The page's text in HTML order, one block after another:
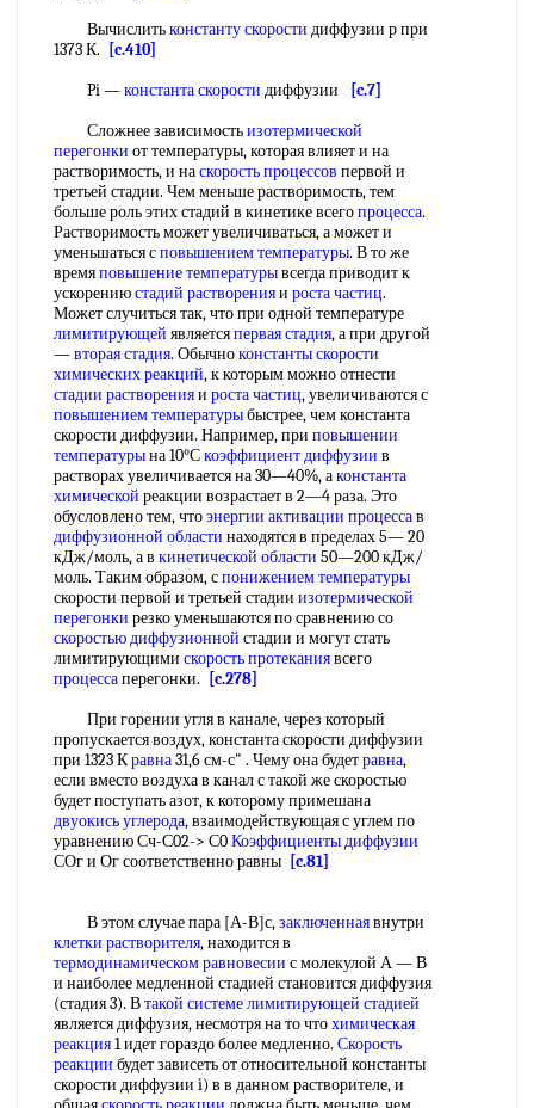
Вычислитьконстанту скорости диффузии р при
1373 К.
[c.410]
Pi —константа скорости диффузии
[c.7]
Сложнее зависимостьизотермической
перегонки от температуры, которая влияет и на
растворимость, и наскорость процессов первой и
третьей стадии. Чем меньше растворимость, тем
больше роль этих стадий в кинетике всегопроцесса.
Растворимость может увеличиваться, а может и
уменьшаться сповышением температуры. В то же
времяповышение температурывсегда приводит к
ускорениюстадий растворенияи роста частиц.
Может случиться так, что при одной температуре
лимитирующей являетсяпервая стадия, а при другой
—вторая стадия. Обычноконстанты скорости
химических реакций, к которым можно отнести
стадии растворенияи роста частиц, увеличиваются с
повышением температурыбыстрее, чем константа
скорости диффузии. Например, при повышении
температурына 10°Скоэффициент диффузии в
растворах увеличивается на 30—40%, аконстанта
химической реакции возрастает в 2—4 раза. Это
обусловлено тем, чтоэнергии активации процессав
диффузионной области находятся в пределах 5— 20
кДж/моль, а в кинетической области 50—200 кДж/
моль. Таким образом, спонижением температуры
скорости первой и третьей стадии изотермической
перегонки резко уменьшаются по сравнению со
скоростью диффузионной стадии и могут стать
лимитирующими скорость протеканиявсего
процессаперегонки.
[c.278]
При горении угля в канале, через который
пропускается воздух, константа скорости диффузии
при 1323 Кравна31,6 см-с" . Чему она будетравна,
если вместо воздуха в канал с такой же скоростью
будет поступать азот, к которому примешана
двуокись углерода, взаимодействующая с углем по
уравнению Сч-С02-> С0Коэффициенты диффузии
СОг и Ог соответственно равны [c.81]
В этом случае пара [А-В]с,заключеннаявнутри
клетки растворителя, находится в
термодинамическом равновесии с молекулой А — В
и наиболее медленной стадией становится диффузия
(стадия 3). Втакой системелимитирующей стадией
является диффузия, несмотря на то чтохимическая
реакция1 идет гораздо более медленно. Скорость
реакции будет зависеть от относительной константы
скорости диффузии i) в в данном растворителе, и